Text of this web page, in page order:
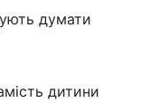
думати
дитини